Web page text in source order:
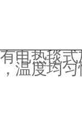
电热毯
温度均